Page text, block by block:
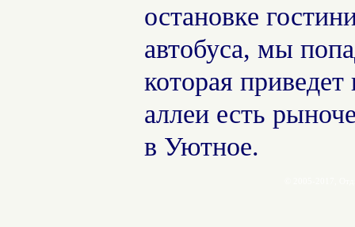
остановке
автобуса, мы
которая
аллеи есть
в Уютное.